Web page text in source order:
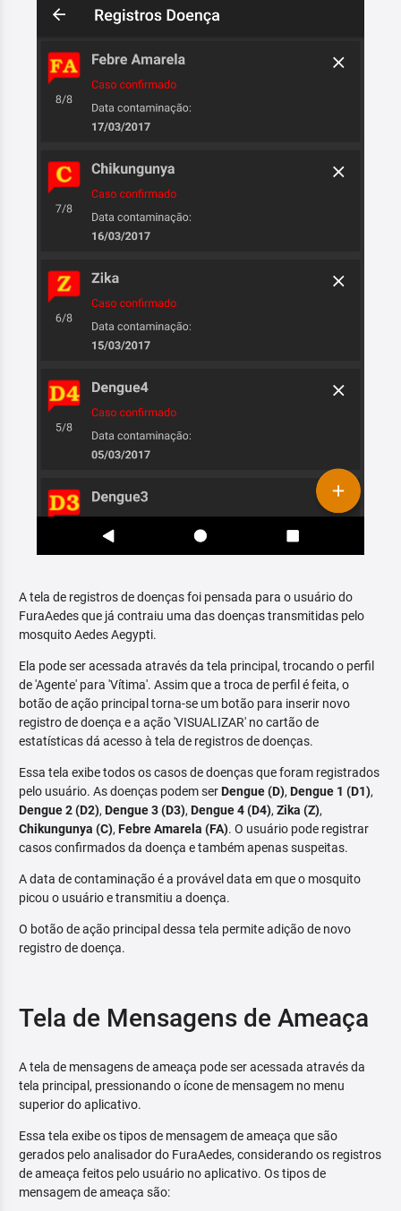
A tela de registros de doenças foi pensada para o usuário do
FuraAedes que já contraiu uma das doenças transmitidas pelo
mosquito Aedes Aegypti.
Ela pode ser acessada através da tela principal, trocando o perfil
de 'Agente' para 'Vítima'. Assim que a troca de perfil é feita, o
botão de ação principal torna-se um botão para inserir novo
registro de doença e a ação 'VISUALIZAR' no cartão de
estatísticas dá acesso à tela de registros de doenças.
Essa tela exibe todos os casos de doenças que foram registrados
pelo usuário. As doenças podem serDengue (D), Dengue 1 (D1),
Dengue 2 (D2), Dengue 3 (D3), Dengue 4 (D4), Zika (Z),
Chikungunya (C), Febre Amarela (FA). O usuário pode registrar
casos confirmados da doença e também apenas suspeitas.
A data de contaminação é a provável data em que o mosquito
picou o usuário e transmitiu a doença.
O botão de ação principal dessa tela permite adição de novo
registro de doença.
Tela de Mensagens de Ameaça
A tela de mensagens de ameaça pode ser acessada através da
tela principal, pressionando o ícone de mensagem no menu
superior do aplicativo.
Essa tela exibe os tipos de mensagem de ameaça que são
gerados pelo analisador do FuraAedes, considerando os registros
de ameaça feitos pelo usuário no aplicativo. Os tipos de
mensagem de ameaça são: